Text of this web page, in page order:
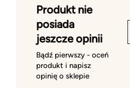
Produkt nie
posiada
jeszcze opinii
Bądź pierwszy - oceń
produkt i napisz
opinię o sklepie